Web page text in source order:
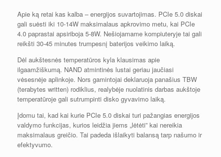
Apie ką retai kas kalba – energijos suvartojimas. PCIe 5.0 diskai
gali suėsti iki 10-14W maksimalaus apkrovimo metu, kai PCIe
4.0 paprastai apsiriboja 5-8W. Nešiojamame kompiuteryje tai gali
reikšti 30-45 minutes trumpesnį baterijos veikimo laiką.
Dėl aukštesnės temperatūros kyla klausimas apie
ilgaamžiškumą. NAND atmintinės lustai geriau jaučiasi
vėsesnėje aplinkoje. Nors gamintojai deklaruoja panašius TBW
(terabytes written) rodiklius, realybėje nuolatinis darbas aukštoje
temperatūroje gali sutrumpinti disko gyvavimo laiką.
Įdomu tai, kad kai kurie PCIe 5.0 diskai turi pažangias energijos
valdymo funkcijas, kurios leidžia jiems „lėtėti” kai nereikia
maksimalaus greičio. Tai padeda išlaikyti balansą tarp našumo ir
efektyvumo.